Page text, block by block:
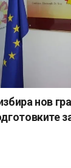
нов